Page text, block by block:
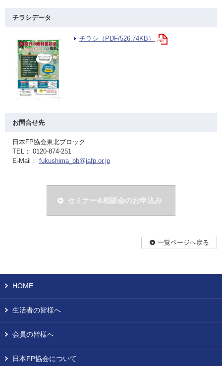
チラシデータ
チラシ（PDF/526.74KB）
お問合せ先
日本FP協会東北ブロック
TEL： 0120-874-251
E-Mail： fukushima_bb@jafp.or.jp
セミナー&相談会のお申込み
一覧ページへ戻る
HOME
生活者の皆様へ
会員の皆様へ
日本FP協会について